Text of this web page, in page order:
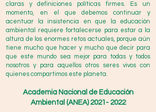
claras y definiciones políticas firmes. Es un
momento, en el que debemos continuar y
acentuar la insistencia en que la educación
ambiental requiere fortalecerse para estar a la
altura de los enormes retos actuales, porque aún
tiene mucho que hacer y mucho que decir para
que este mundo sea mejor para todas y todos
nosotros y para aquellos otros seres vivos con
quienes compartimos este planeta.
Academia Nacional de Educación
Ambiental (ANEA) 2021- 2022